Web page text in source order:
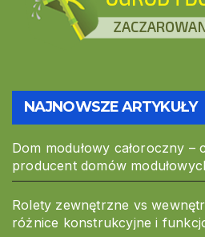
NAJNOWSZE ARTYKUŁY
Dom modułowy całoroczny –
producent domów
Rolety zewnętrzne vs
różnice konstrukcyjne i